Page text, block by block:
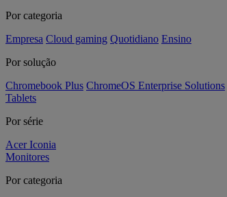
Por categoria
Empresa Cloud gaming Quotidiano Ensino
Por solução
Chromebook Plus ChromeOS Enterprise Solutions
Tablets
Por série
Acer Iconia
Monitores
Por categoria